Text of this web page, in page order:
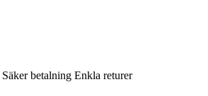
Säker betalning Enkla returer